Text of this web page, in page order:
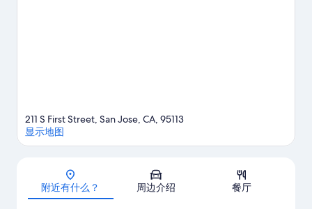
地图
211 S First Street, San Jose, CA, 95113
显示地图
附近有什么？ 周边介绍 餐厅